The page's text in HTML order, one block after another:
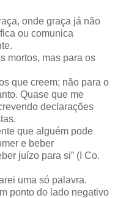
onde graça já não
ou comunica
mas para os
que creem; não para o
Quase que me
declarações
que alguém pode
e beber
juízo para si” (I Co.
uma só palavra.
do lado negativo